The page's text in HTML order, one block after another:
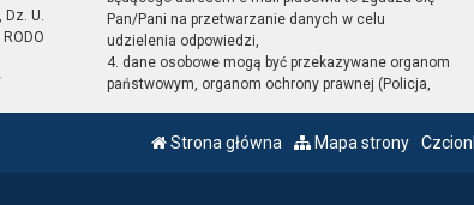
U.
Pan/Pani na przetwarzanie danych w celu
udzielenia odpowiedzi,
4. dane osobowe mogą być przekazywane organom
państwowym, organom ochrony prawnej (Policja,
Strona główna Mapa strony